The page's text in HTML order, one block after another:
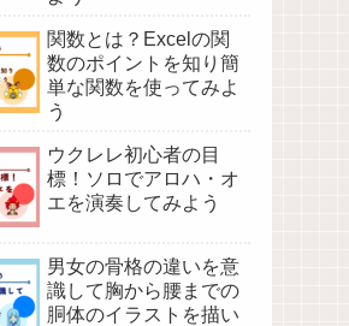
関数とは？Excelの関
数のポイントを知り簡
単な関数を使ってみよ
う
ウクレレ初心者の目
標！ソロでアロハ・オ
エを演奏してみよう
男女の骨格の違いを意
識して胸から腰までの
胴体のイラストを描い